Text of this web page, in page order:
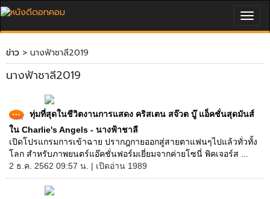
ข่าว > นางฟ้าชาลี2019
นางฟ้าชาลี2019
ทุ่มที่สุดในชีวิตงานการแสดง คริสเตน สจ๊วต บู๊ แอ็คชั่นสุดมันส์
ใน Charlie's Angels - นางฟ้าชาลี
เปิดโปรแกรมการเข้าฉาย ปรากฎกายออกสู่สายตาแฟนๆไปแล้วทั่วทั้ง
โลก สำหรับภาพยนตร์แอ๊คชั่นฟอร์มเยี่ยมจากค่ายโซนี่ พิคเจอร์ส ...
2 ธ.ค. 2562 09:57 น. | เปิดอ่าน 1989